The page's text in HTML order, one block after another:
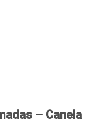
– Canela